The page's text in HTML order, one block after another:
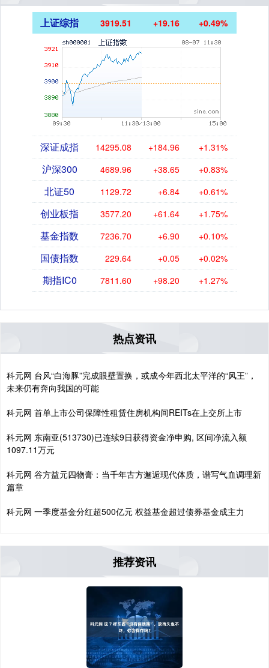
上证综指 3919.51 +19.16 +0.49%
深证成指 14295.08 +184.96 +1.31%
沪深300 4689.96 +38.65 +0.83%
北证50 1129.72 +6.84 +0.61%
创业板指 3577.20 +61.64 +1.75%
基金指数 7236.70 +6.90 +0.10%
国债指数 229.64 +0.05 +0.02%
期指IC0 7811.60 +98.20 +1.27%
热点资讯
科元网 台风“白海豚”完成眼壁置换，或成今年西北太平洋的“风王”，
未来仍有奔向我国的可能
科元网 首单上市公司保障性租赁住房机构间REITs在上交所上市
科元网 东南亚(513730)已连续9日获得资金净申购, 区间净流入额
1097.11万元
科元网 谷方益元四物膏：当千年古方邂逅现代体质，谱写气血调理新
篇章
科元网 一季度基金分红超500亿元 权益基金超过债券基金成主力
推荐资讯